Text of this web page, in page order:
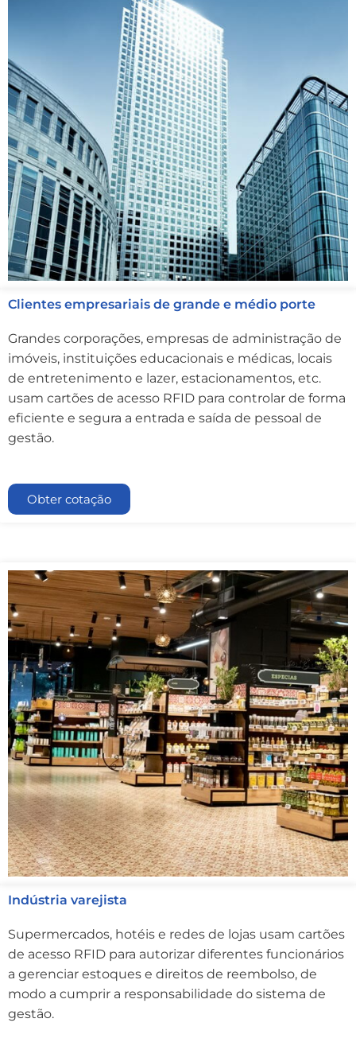
Clientes empresariais de grande e médio porte
Grandes corporações, empresas de administração de
imóveis, instituições educacionais e médicas, locais
de entretenimento e lazer, estacionamentos, etc.
usam cartões de acesso RFID para controlar de forma
eficiente e segura a entrada e saída de pessoal de
gestão.
Obter cotação
Indústria varejista
Supermercados, hotéis e redes de lojas usam cartões
de acesso RFID para autorizar diferentes funcionários
a gerenciar estoques e direitos de reembolso, de
modo a cumprir a responsabilidade do sistema de
gestão.